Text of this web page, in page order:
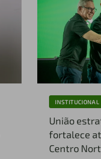
INSTITUCIONAL
União
fortalece
Centro